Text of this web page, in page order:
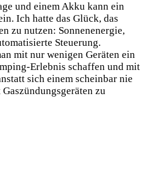
und ‍einem Akku kann ⁣ein‍
‍Ich hatte das Glück, ‌das
zu‌ nutzen: Sonnenenergie,​
Steuerung.
mit nur⁢ wenigen Geräten ein
Erlebnis schaffen und mit
sich einem scheinbar ‌nie⁤
zu